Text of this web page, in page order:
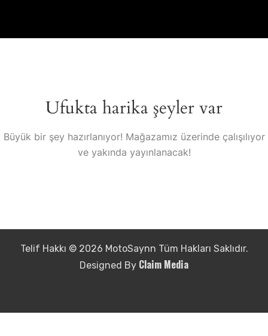
Ufukta harika şeyler var
Büyük bir şey hazırlanıyor! Mağazamız üzerinde çalışılıyor
ve yakında yayınlanacak!
Telif Hakkı © 2026 MotoSaynn Tüm Hakları Saklıdır.
Designed By Claim Media